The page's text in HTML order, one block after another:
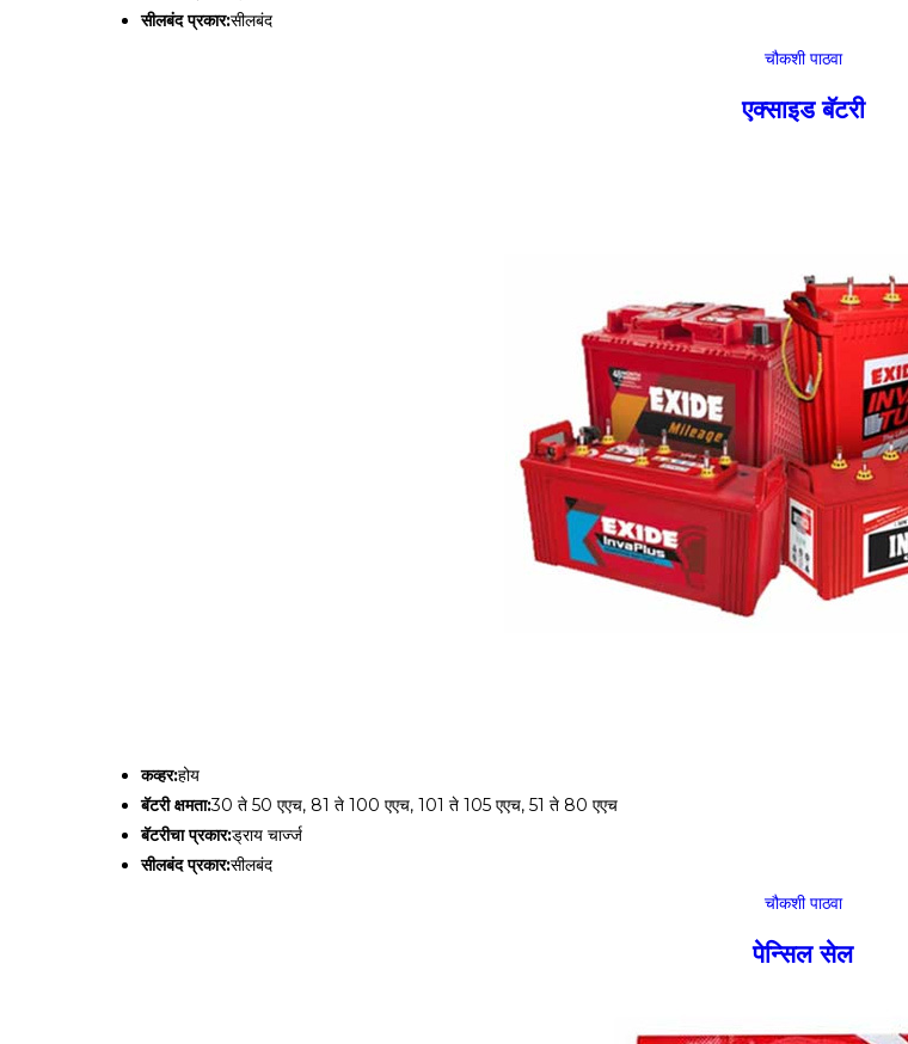
सीलबंद प्रकार:सीलबंद
चौकशी पाठवा
एक्साइड बॅटरी
कव्हर:होय
बॅटरी क्षमता:30 ते 50 एएच, 81 ते 100 एएच, 101 ते 105 एएच, 51 ते 80 एएच
बॅटरीचा प्रकार:ड्राय चार्ज्ज
सीलबंद प्रकार:सीलबंद
चौकशी पाठवा
पेन्सिल सेल